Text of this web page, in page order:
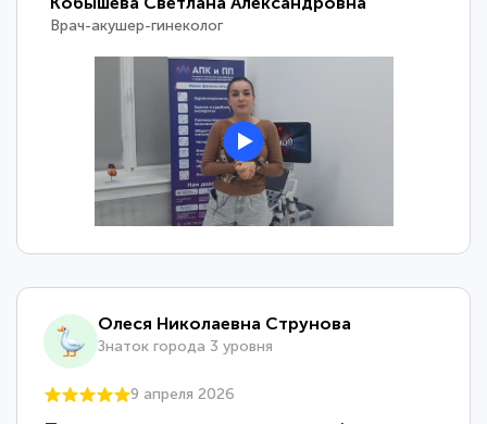
Врач-акушер-гинеколог
Олеся Николаевна Струнова
Знаток города 3 уровня
9 апреля 2026